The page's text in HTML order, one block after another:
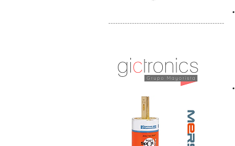
-------------------------------------------------